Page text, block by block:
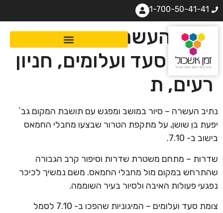
1-700-50-41-41
נתיב העשרה, שדרות,
צומת סעד ועלומים, חניון
רעים, ת
נתיב העשרה – סיור במושב ומפגש עם תושבת המקום גב`
יפעת בן שושן, על מתקפת הטרור שבצעו מחבלי החמאס
בישוב ב- 7.10.
שדרות – מתחם משטרת שדרות וסיפור קרב הגבורה
שהתרחש במקום מול מחבלי החמאס. משם נמשיך לכיכר
נפגעי פעולות האיבה ולסיור בעיר השוממה.
צומת סעד ועלומים – המיגוניות שהפכו ב- 7.10 לסמל